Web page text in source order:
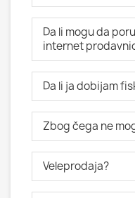
Da li mogu da
internet
Da li ja dobijam
Zbog čega ne
Veleprodaja?